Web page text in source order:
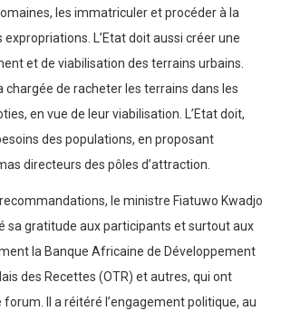
les immatriculer et procéder à la
L’Etat doit aussi créer une
et de viabilisation des terrains urbains.
de racheter les terrains dans les
en vue de leur viabilisation. L’Etat doit,
des populations, en proposant
directeurs des pôles d’attraction.
le ministre Fiatuwo Kwadjo
sa gratitude aux participants et surtout aux
la Banque Africaine de Développement
des Recettes (OTR) et autres, qui ont
Il a réitéré l’engagement politique, au